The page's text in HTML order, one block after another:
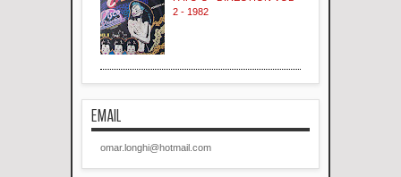
2 - 1982
EMAIL
omar.longhi@hotmail.com